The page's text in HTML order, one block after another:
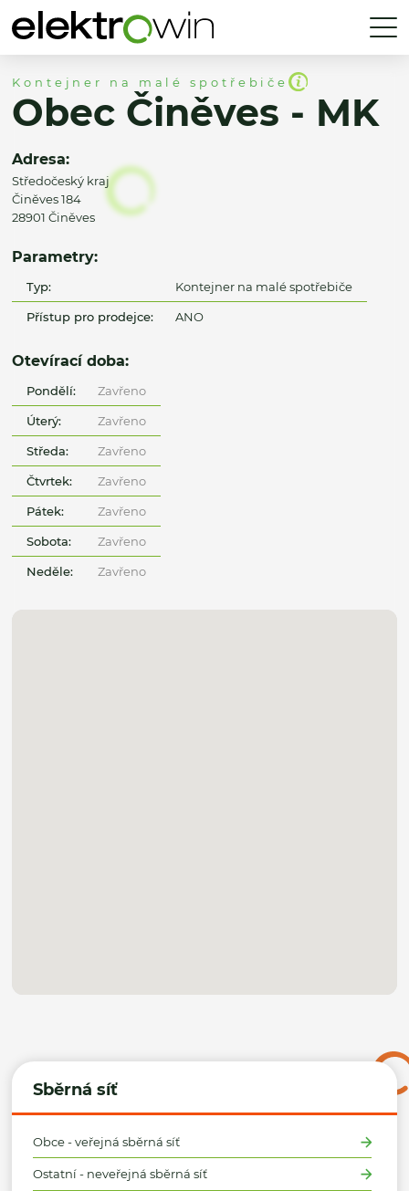
Sběrná síť
Obce - veřejná sběrná síť
Ostatní - neveřejná sběrná síť
Kontejner na malé spotřebiče
Obec Činěves - MK
Adresa:
Středočeský kraj
Činěves 184
28901 Činěves
Parametry:
Typ: Kontejner na malé spotřebiče
Přístup pro prodejce: ANO
Otevírací doba:
Pondělí: Zavřeno
Úterý: Zavřeno
Středa: Zavřeno
Čtvrtek: Zavřeno
Pátek: Zavřeno
Sobota: Zavřeno
Neděle: Zavřeno